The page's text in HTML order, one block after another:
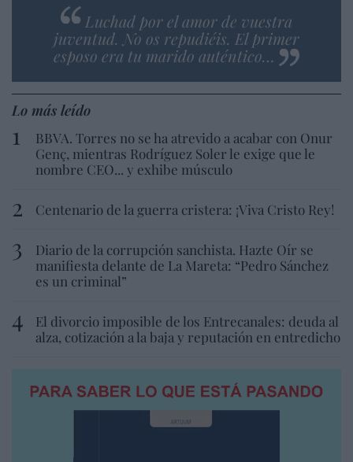
Luchad por el amor de vuestra
juventud. No os repudiéis. El primer
esposo era tu marido auténtico…
Lo más leído
BBVA. Torres no se ha atrevido a acabar con Onur
Genç, mientras Rodríguez Soler le exige que le
nombre CEO... y exhibe músculo
Centenario de la guerra cristera: ¡Viva Cristo Rey!
Diario de la corrupción sanchista. Hazte Oír se
manifiesta delante de La Mareta: “Pedro Sánchez
es un criminal”
El divorcio imposible de los Entrecanales: deuda al
alza, cotización a la baja y reputación en entredicho